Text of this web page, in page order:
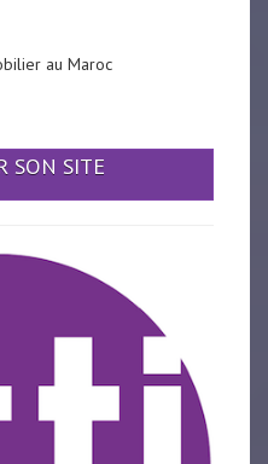
au Maroc
SON SITE